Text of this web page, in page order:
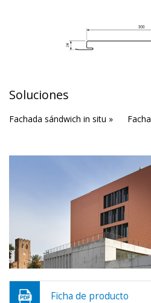
Soluciones
Fachada sándwich in situ »
Ficha de producto